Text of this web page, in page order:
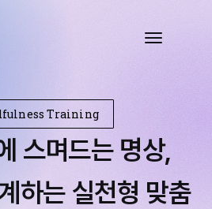
Training
스며드는 명상,
하는 실천형 맞춤